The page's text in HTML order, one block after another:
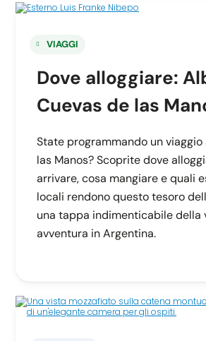
VIAGGI
Dove alloggiare:
Cuevas de las
State programmando un viaggio
las Manos? Scoprite dove
arrivare, cosa mangiare e quali
locali rendono questo tesoro
una tappa indimenticabile della
avventura in Argentina.